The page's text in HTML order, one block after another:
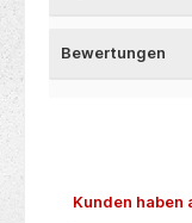
Bewertungen
Produktgalerie
Kunden haben